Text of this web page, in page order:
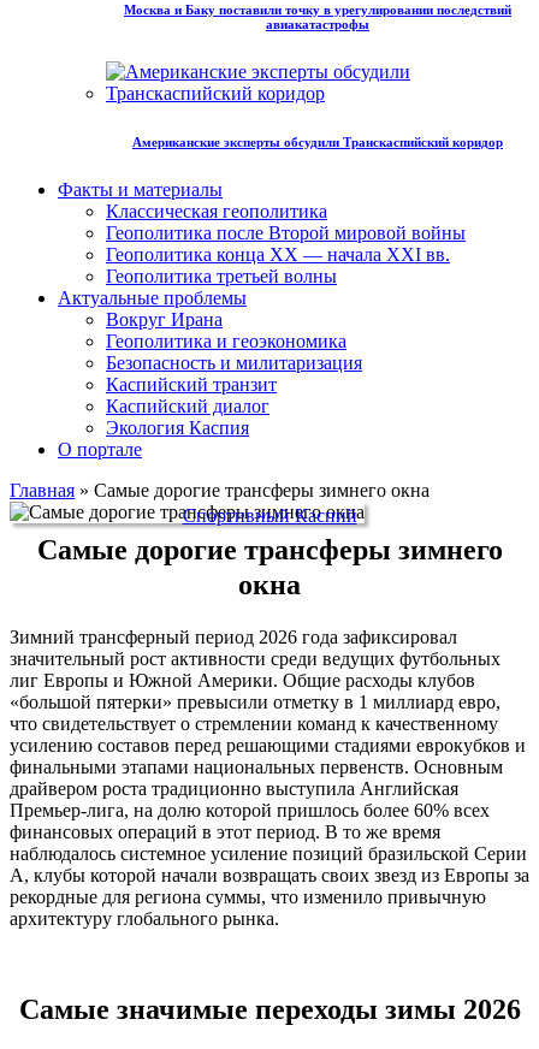
Москва и Баку поставили точку в урегулировании последствий
авиакатастрофы
Американские эксперты обсудили Транскаспийский коридор
Факты и материалы
Классическая геополитика
Геополитика после Второй мировой войны
Геополитика конца XX — начала XXI вв.
Геополитика третьей волны
Актуальные проблемы
Вокруг Ирана
Геополитика и геоэкономика
Безопасность и милитаризация
Каспийский транзит
Каспийский диалог
Экология Каспия
О портале
Главная » Самые дорогие трансферы зимнего окна
Спортивный Каспий
Самые дорогие трансферы зимнего
окна
Зимний трансферный период 2026 года зафиксировал
значительный рост активности среди ведущих футбольных
лиг Европы и Южной Америки. Общие расходы клубов
«большой пятерки» превысили отметку в 1 миллиард евро,
что свидетельствует о стремлении команд к качественному
усилению составов перед решающими стадиями еврокубков и
финальными этапами национальных первенств. Основным
драйвером роста традиционно выступила Английская
Премьер-лига, на долю которой пришлось более 60% всех
финансовых операций в этот период. В то же время
наблюдалось системное усиление позиций бразильской Серии
А, клубы которой начали возвращать своих звезд из Европы за
рекордные для региона суммы, что изменило привычную
архитектуру глобального рынка.
Самые значимые переходы зимы 2026